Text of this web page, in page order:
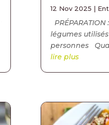
12 Nov 2025 |
légumes utilisés
personnes
lire plus